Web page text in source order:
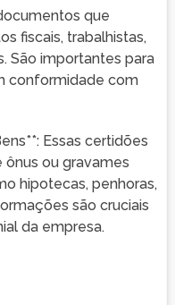
que
fiscais, trabalhistas,
São importantes para
conformidade com
Essas certidões
ou gravames
hipotecas, penhoras,
são cruciais
da empresa.